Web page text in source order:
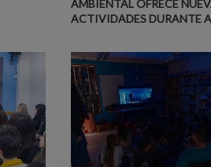
AMBIENTAL OFRECE
ACTIVIDADES DURANTE